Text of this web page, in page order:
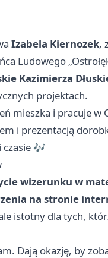
Izabela Kiernozek,
Ludowego
Kazimierza
projektach.
mieszka i pracuje w
i prezentacją
🎶
wizerunku w
na stronie
istotny dla tych,
Dają okazję, by